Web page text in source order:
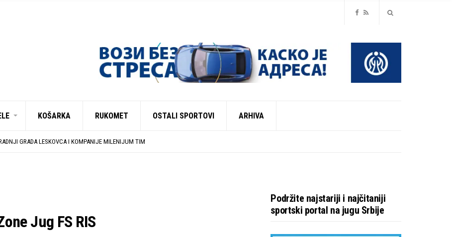
KOŠARKA RUKOMET OSTALI SPORTOVI ARHIVA
GRADA LESKOVCA I KOMPANIJE MILENIJUM TIM
Jug FS RIS
Podržite najstariji i najčitaniji
sportski portal na jugu Srbije